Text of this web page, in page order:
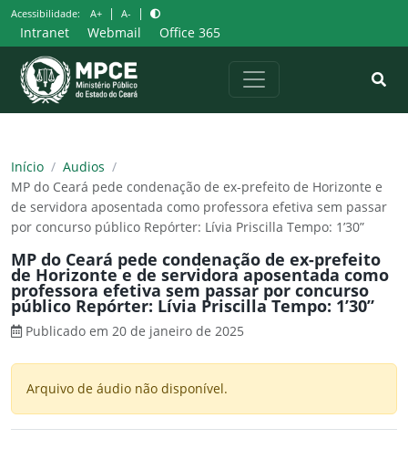
Pular
para
o
conteúdo
Acessibilidade: A+ | A- |
Intranet Webmail Office 365
Início / Audios /
MP do Ceará pede condenação de ex-prefeito de Horizonte e
de servidora aposentada como professora efetiva sem passar
por concurso público Repórter: Lívia Priscilla Tempo: 1’30”
MP do Ceará pede condenação de ex-prefeito
de Horizonte e de servidora aposentada como
professora efetiva sem passar por concurso
público Repórter: Lívia Priscilla Tempo: 1’30”
Publicado em 20 de janeiro de 2025
Arquivo de áudio não disponível.